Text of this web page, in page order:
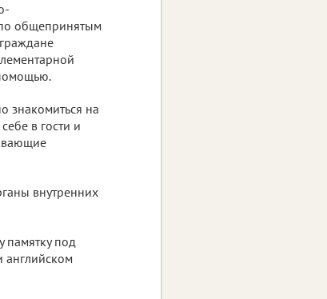
общепринятым
знакомиться на
в гости и
внутренних
памятку под
английском